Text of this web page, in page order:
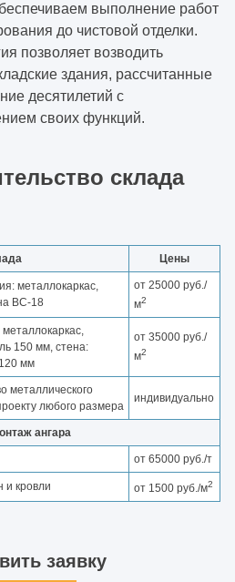
выполнение работ
до чистовой отделки.
позволяет возводить
здания, рассчитанные
десятилетий с
своих функций.
склада
Цены
металлокаркас,
ВС-18
от 25000 руб./
м2
150 мм, стена:
мм
от 35000 руб./
м2
металлического
любого размера
индивидуально
ангара
от 65000 руб./т
и кровли от 1500 руб./м2
заявку